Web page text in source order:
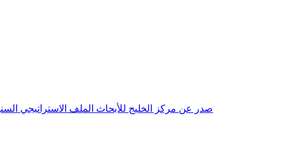
صدر عن مركز الخليج للأبحاث الملف الاستراتيجي السنوي مع بداية عام 2026م، باللغتين العربية والانجليزية وتضمن دراسات تحليلية ورؤى معمقة،